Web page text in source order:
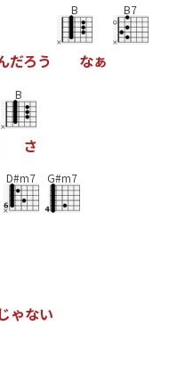
だろう
B
なぁ
B7
B
さ
D#m7 G#m7
ゃない